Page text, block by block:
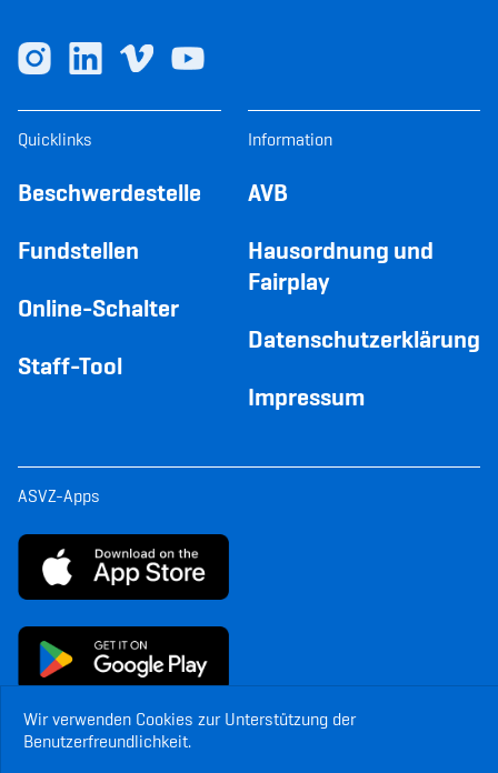
Wir verwenden Cookies zur Unterstützung der
Benutzerfreundlichkeit.
Quicklinks
Beschwerdestelle
Fundstellen
Online-Schalter
Staff-Tool
Information
AVB
Hausordnung und
Fairplay
Datenschutzerklärung
Impressum
ASVZ-Apps